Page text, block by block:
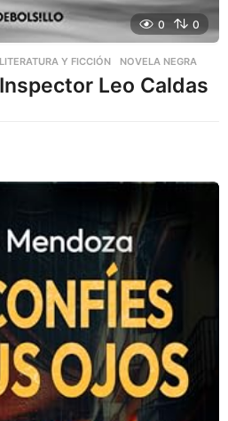
0 0
,LITERATURA Y FICCIÓN NOVELA NEGRA
Leo Caldas